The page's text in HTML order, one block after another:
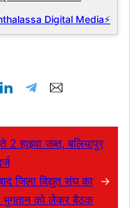
Digital Media⚡
2 हाइवा जब्त, बलियापुर
जिला विद्युत संघ का
भुगतान को लेकर बैठक
→